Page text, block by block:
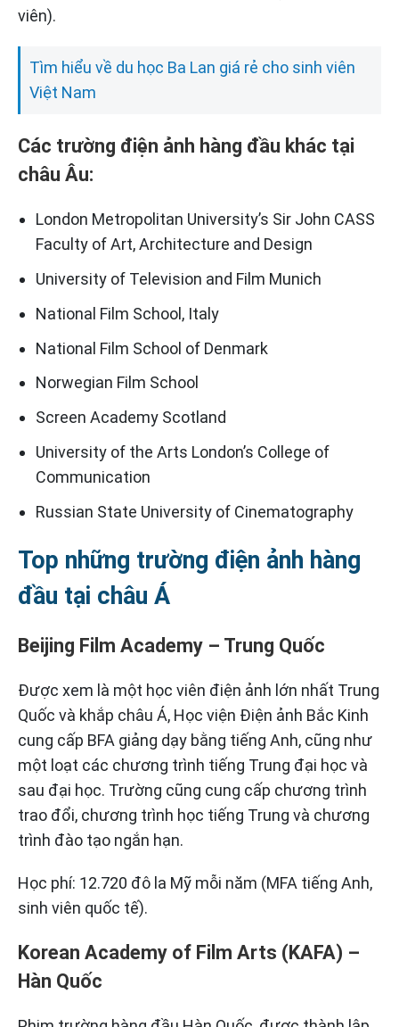
viên).
Tìm hiểu về du học Ba Lan giá rẻ cho sinh viên
Việt Nam
Các trường điện ảnh hàng đầu khác tại
châu Âu:
London Metropolitan University’s Sir John CASS
Faculty of Art, Architecture and Design
University of Television and Film Munich
National Film School, Italy
National Film School of Denmark
Norwegian Film School
Screen Academy Scotland
University of the Arts London’s College of
Communication
Russian State University of Cinematography
Top những trường điện ảnh hàng
đầu tại châu Á
Beijing Film Academy – Trung Quốc
Được xem là một học viên điện ảnh lớn nhất Trung
Quốc và khắp châu Á, Học viện Điện ảnh Bắc Kinh
cung cấp BFA giảng dạy bằng tiếng Anh, cũng như
một loạt các chương trình tiếng Trung đại học và
sau đại học. Trường cũng cung cấp chương trình
trao đổi, chương trình học tiếng Trung và chương
trình đào tạo ngắn hạn.
Học phí: 12.720 đô la Mỹ mỗi năm (MFA tiếng Anh,
sinh viên quốc tế).
Korean Academy of Film Arts (KAFA) –
Hàn Quốc